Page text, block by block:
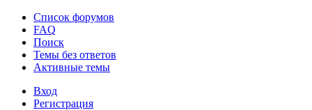
Список форумов
FAQ
Поиск
Темы без ответов
Активные темы
Вход
Регистрация